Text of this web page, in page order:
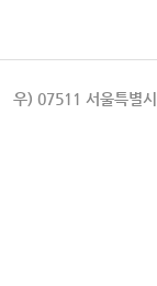
우) 07511 서울특별